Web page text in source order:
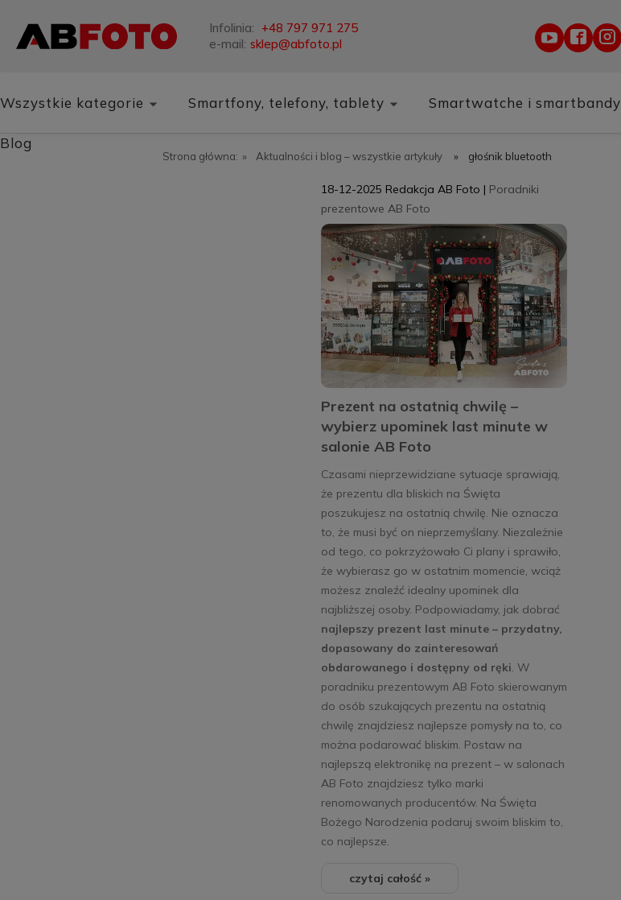
Infolinia: +48 797 971 275
e-mail: sklep@abfoto.pl
Wszystkie kategorie Smartfony, telefony, tablety Smartwatche i smartbandy
Blog
Strona główna: » Aktualności i blog – wszystkie artykuły » głośnik bluetooth
Prezent na ostatnią chwilę –
wybierz upominek last minute w
salonie AB Foto
18-12-2025 Redakcja AB Foto | Poradniki
prezentowe AB Foto
Czasami nieprzewidziane sytuacje sprawiają,
że prezentu dla bliskich na Święta
poszukujesz na ostatnią chwilę. Nie oznacza
to, że musi być on nieprzemyślany. Niezależnie
od tego, co pokrzyżowało Ci plany i sprawiło,
że wybierasz go w ostatnim momencie, wciąż
możesz znaleźć idealny upominek dla
najbliższej osoby. Podpowiadamy, jak dobrać
najlepszy prezent last minute – przydatny,
dopasowany do zainteresowań
obdarowanego i dostępny od ręki. W
poradniku prezentowym AB Foto skierowanym
do osób szukających prezentu na ostatnią
chwilę znajdziesz najlepsze pomysły na to, co
można podarować bliskim. Postaw na
najlepszą elektronikę na prezent – w salonach
AB Foto znajdziesz tylko marki
renomowanych producentów. Na Święta
Bożego Narodzenia podaruj swoim bliskim to,
co najlepsze.
czytaj całość »